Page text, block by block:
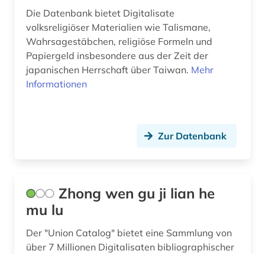
Die Datenbank bietet Digitalisate
volksreligiöser Materialien wie Talismane,
Wahrsagestäbchen, religiöse Formeln und
Papiergeld insbesondere aus der Zeit der
japanischen Herrschaft über Taiwan. Mehr
Informationen
Zur Datenbank
Zhong wen gu ji lian he
mu lu
Der "Union Catalog" bietet eine Sammlung von
über 7 Millionen Digitalisaten bibliographischer